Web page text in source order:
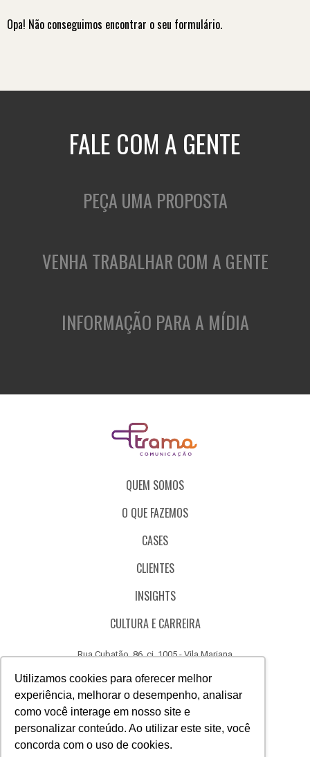
Utilizamos cookies para oferecer melhor
experiência, melhorar o desempenho, analisar
como você interage em nosso site e
personalizar conteúdo. Ao utilizar este site, você
concorda com o uso de cookies.
Opa! Não conseguimos encontrar o seu formulário.
FALE COM A GENTE
PEÇA UMA PROPOSTA
VENHA TRABALHAR COM A GENTE
INFORMAÇÃO PARA A MÍDIA
QUEM SOMOS
O QUE FAZEMOS
CASES
CLIENTES
INSIGHTS
CULTURA E CARREIRA
Rua Cubatão, 86, cj. 1005 - Vila Mariana
CÓDIGO DE ÉTICA
CANAL DE DENÚNCIAS